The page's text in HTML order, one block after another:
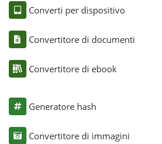
Converti per dispositivo
Convertitore di documenti
Convertitore di ebook
Generatore hash
Convertitore di immagini